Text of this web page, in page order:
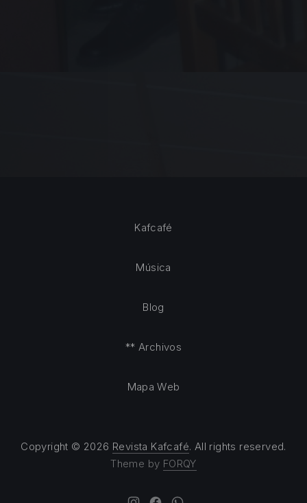
Copyright © 2026 Revista Kafcafé. All rights reserved.
Theme by FORQY
Kafcafé
Música
Blog
** Archivos
Mapa Web